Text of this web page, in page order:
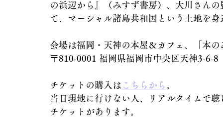
の浜辺から』（みすず書房）、大川さん
て、マーシャル諸島共和国という土地を
会場は福岡・天神の本屋＆カフェ、「本
〒810-0001 福岡県福岡市中央区天神3-6-8
チケットの購入は こちらから 。
当日現地に行けない人、リアルタイムで
チケットがあります。